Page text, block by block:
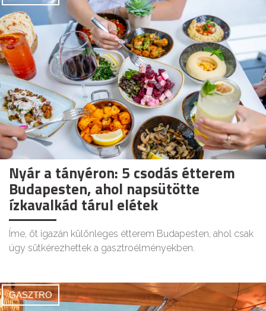
Nyár a tányéron: 5 csodás étterem
Budapesten, ahol napsütötte
ízkavalkád tárul elétek
Íme, öt igazán különleges étterem Budapesten, ahol csak
úgy sütkérezhettek a gasztroélményekben.
GASZTRO